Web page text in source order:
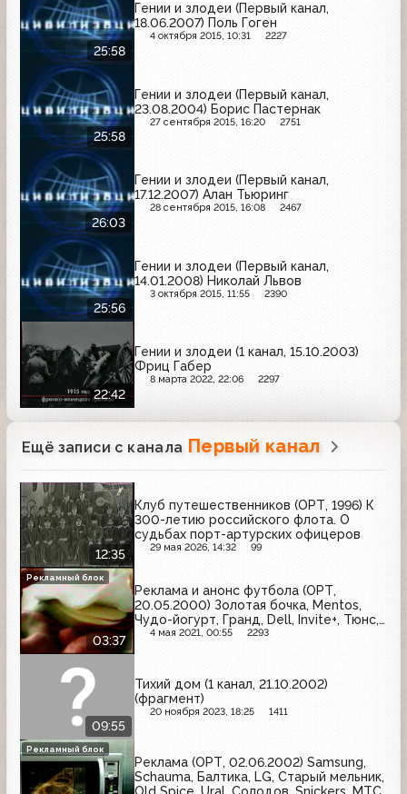
25:58
Гении и злодеи (Первый канал,
18.06.2007) Поль Гоген
4 октября 2015, 10:31 2227
25:58
Гении и злодеи (Первый канал,
23.08.2004) Борис Пастернак
27 сентября 2015, 16:20 2751
26:03
Гении и злодеи (Первый канал,
17.12.2007) Алан Тьюринг
28 сентября 2015, 16:08 2467
25:56
Гении и злодеи (Первый канал,
14.01.2008) Николай Львов
3 октября 2015, 11:55 2390
22:42
Гении и злодеи (1 канал, 15.10.2003)
Фриц Габер
8 марта 2022, 22:06 2297
Ещё записи с канала Первый канал
12:35
Клуб путешественников (ОРТ, 1996) К
300-летию российского флота. О
судьбах порт-артурских офицеров
29 мая 2026, 14:32 99
03:37
Реклама и анонс футбола (ОРТ,
20.05.2000) Золотая бочка, Mentos,
Чудо-йогурт, Гранд, Dell, Invite+, Тюнс,
Супрастин, Лисма, Gillette for Women,
4 мая 2021, 00:55 2293
Рекламный блок
09:55
Тихий дом (1 канал, 21.10.2002)
(фрагмент)
20 ноября 2023, 18:25 1411
Реклама (ОРТ, 02.06.2002) Samsung,
Schauma, Балтика, LG, Старый мельник,
Рекламный блок